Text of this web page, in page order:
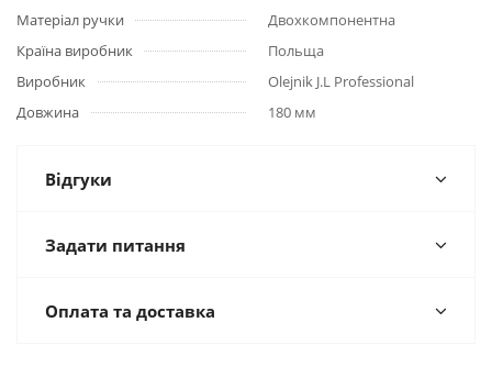
Матеріал ручки
Двохкомпонентна
Країна виробник
Польща
Виробник
Olejnik J.L Professional
Довжина
180 мм
Відгуки
Задати питання
Оплата та доставка